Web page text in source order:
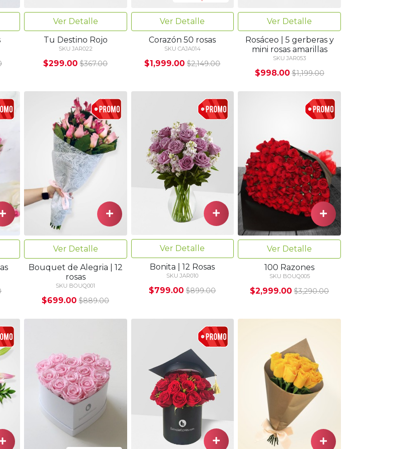
Ver Detalle
Tu Destino Rojo
SKU JAR022
$299.00 $367.00
Ver Detalle
Corazón 50 rosas
SKU CAJA014
$1,999.00 $2,149.00
Ver Detalle
Rosáceo | 5 gerberas y
mini rosas amarillas
SKU JAR053
$998.00 $1,199.00
Ver Detalle
Bouquet de Alegria | 12
rosas
SKU BOUQ001
$699.00 $889.00
Ver Detalle
Bonita | 12 Rosas
SKU JAR010
$799.00 $899.00
Ver Detalle
100 Razones
SKU BOUQ005
$2,999.00 $3,290.00